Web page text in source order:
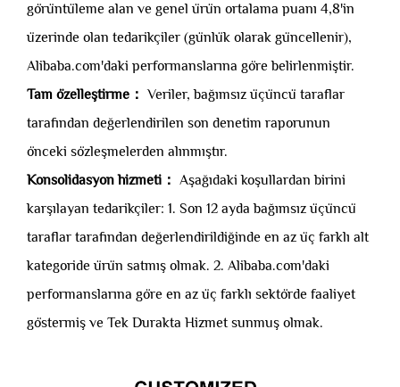
görüntüleme alan ve genel ürün ortalama puanı 4,8'in
üzerinde olan tedarikçiler (günlük olarak güncellenir),
Alibaba.com'daki performanslarına göre belirlenmiştir.
Tam özelleştirme：Veriler, bağımsız üçüncü taraflar
tarafından değerlendirilen son denetim raporunun
önceki sözleşmelerden alınmıştır.
Konsolidasyon hizmeti： Aşağıdaki koşullardan birini
karşılayan tedarikçiler: 1. Son 12 ayda bağımsız üçüncü
taraflar tarafından değerlendirildiğinde en az üç farklı alt
kategoride ürün satmış olmak. 2. Alibaba.com'daki
performanslarına göre en az üç farklı sektörde faaliyet
göstermiş ve Tek Durakta Hizmet sunmuş olmak.